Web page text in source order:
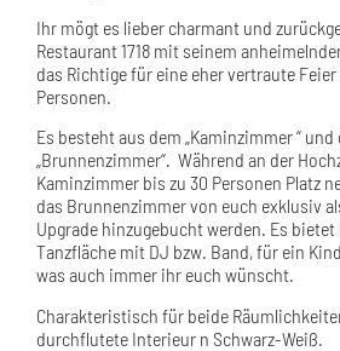
Ihr mögt es lieber charmant und
Restaurant 1718 mit seinem
das Richtige für eine eher vertraute
Personen.
Es besteht aus dem „Kaminzimmer “ und
„Brunnenzimmer“. Während an der
Kaminzimmer bis zu 30 Personen Platz
das Brunnenzimmer von euch exklusiv
Upgrade hinzugebucht werden. Es
Tanzfläche mit DJ bzw. Band, für ein
was auch immer ihr euch wünscht.
Charakteristisch für beide
durchflutete Interieur n Schwarz-Weiß.